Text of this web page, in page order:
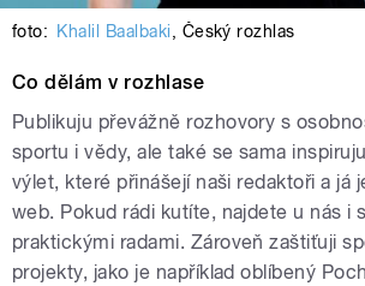
foto: Khalil Baalbaki, Český rozhlas
Co dělám v rozhlase
Publikuju převážně rozhovory s
sportu i vědy, ale také se sama
výlet, které přinášejí naši redaktoři a já
web. Pokud rádi kutíte, najdete u nás i
praktickými radami. Zároveň zaštiťuji
projekty, jako je například oblíbený